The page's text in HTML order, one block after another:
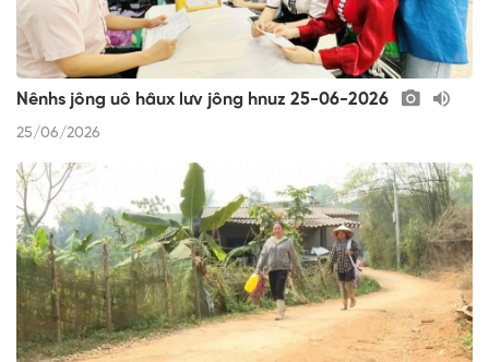
Nênhs jông uô hâux lưv jông hnuz 25-06-2026
25/06/2026